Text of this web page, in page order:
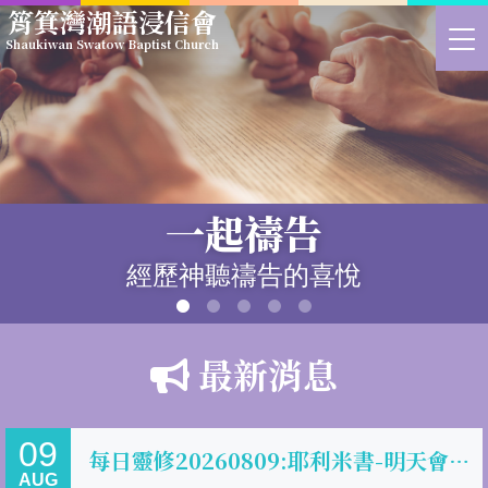
Skip
to
main
content
>
切
換
選
單
筲箕灣潮語浸信會
Shaukiwan Swatow Baptist Church
一起禱告
經歷神聽禱告的喜悅
最新消息
每日靈修20260809:耶利米書-明天會更好?
09
AUG